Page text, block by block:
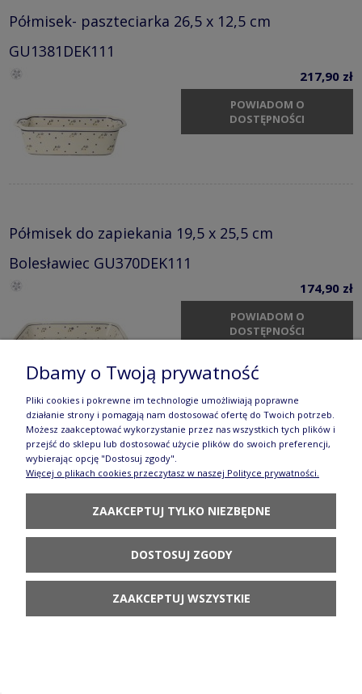
Półmisek- paszteciarka 26,5 x 12,5 cm
GU1381DEK111
217,90 zł
POWIADOM O
DOSTĘPNOŚCI
Półmisek do zapiekania 19,5 x 25,5 cm
Bolesławiec GU370DEK111
174,90 zł
POWIADOM O
DOSTĘPNOŚCI
Ozdoba serduszko mini GU1248DEK111
43,90 zł
POWIADOM O
DOSTĘPNOŚCI
Dbamy o Twoją prywatność
Pliki cookies i pokrewne im technologie umożliwiają poprawne
działanie strony i pomagają nam dostosować ofertę do Twoich potrzeb.
Możesz zaakceptować wykorzystanie przez nas wszystkich tych plików i
przejść do sklepu lub dostosować użycie plików do swoich preferencji,
wybierając opcję "Dostosuj zgody".
Więcej o plikach cookies przeczytasz w naszej Polityce prywatności.
ZAAKCEPTUJ TYLKO NIEZBĘDNE
DOSTOSUJ ZGODY
ZAAKCEPTUJ WSZYSTKIE